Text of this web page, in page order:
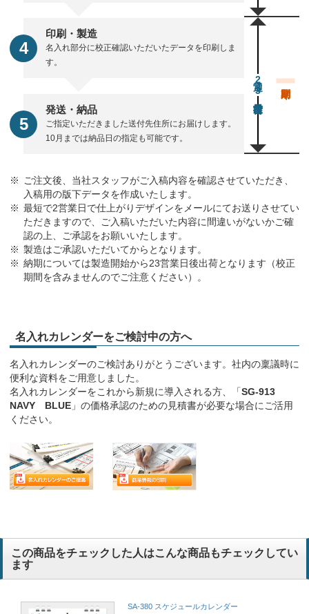
印刷・製造
名入れ部分に校正確認いただいたデータを印刷しま
す。
発送・納品
ご指定いただきました送付先住所にお届けします。
10月までは納品日の指定も可能です。
通常23営業日後出荷
ご注文後、当社スタッフがご入稿内容を確認させていただき、
入稿用の版下データを作成いたします。
最短で2営業日で仕上がりデザインをメールにてお送りさせてい
ただきますので、ご入稿いただいた内容に間違いがないかご確
認の上、ご承認をお願いいたします。
製造はご承認いただいてからとなります。
納期については製造開始から23営業日後出荷となります（校正
期間を含みませんのでご注意ください）。
名入れカレンダーをご検討中の方へ
名入れカレンダーのご検討ありがとうございます。社内の稟議時に
便利な資料をご用意しました。
名入れカレンダーをこれから新規に導入される方、「SG-913
NAVY BLUE 」の価格承認のための見積書が必要な場合にご活用
ください。
この商品をチェックした人はこんな商品もチェックしてい
ます
SA-380 スケジュールカレンダー